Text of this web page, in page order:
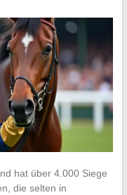
hat über 4.000 Siege
die selten in